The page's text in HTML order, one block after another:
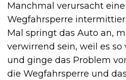
Manchmal verursacht
Wegfahrsperre
Mal springt das Auto an,
verwirrend sein, weil es
und ginge das Problem
die Wegfahrsperre und